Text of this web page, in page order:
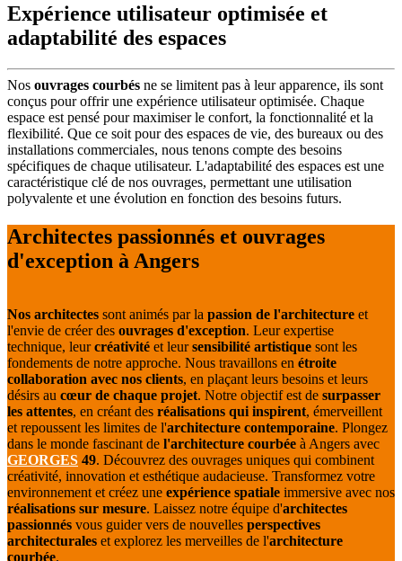
Expérience utilisateur optimisée et
adaptabilité des espaces
Nos ouvrages courbés ne se limitent pas à leur apparence, ils sont
conçus pour offrir une expérience utilisateur optimisée. Chaque
espace est pensé pour maximiser le confort, la fonctionnalité et la
flexibilité. Que ce soit pour des espaces de vie, des bureaux ou des
installations commerciales, nous tenons compte des besoins
spécifiques de chaque utilisateur. L'adaptabilité des espaces est une
caractéristique clé de nos ouvrages, permettant une utilisation
polyvalente et une évolution en fonction des besoins futurs.
Architectes passionnés et ouvrages
d'exception à Angers
Nos architectes sont animés par la passion de l'architecture et
l'envie de créer des ouvrages d'exception. Leur expertise
technique, leurcréativité et leursensibilité artistique sont les
fondements de notre approche. Nous travaillons en étroite
collaboration avec nos clients, en plaçant leurs besoins et leurs
désirs au cœur de chaque projet. Notre objectif est de surpasser
les attentes, en créant des réalisations qui inspirent, émerveillent
et repoussent les limites de l'architecture contemporaine. Plongez
dans le monde fascinant de l'architecture courbée à Angers avec
GEORGES 49. Découvrez des ouvrages uniques qui combinent
créativité, innovation et esthétique audacieuse. Transformez votre
environnement et créez une expérience spatiale immersive avec nos
réalisations sur mesure. Laissez notre équipe d'architectes
passionnés vous guider vers de nouvelles perspectives
architecturales et explorez les merveilles de l'architecture
courbée.